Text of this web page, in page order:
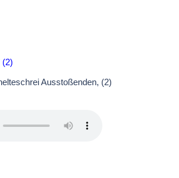
(2)
Ausstoßenden, (2)